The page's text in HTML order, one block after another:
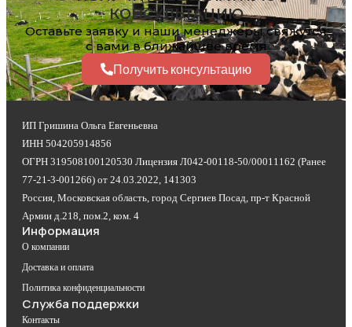
КОНСУЛЬТАЦИЮ
Оставьте заявку и наши менеджеры свяжутся
с вами в ближайшее время
Получить консультацию
ИП Гришина Ольга Евгеньевна
ИНН 504205914856
ОГРН 319508100120530 Лицензия Л042-00118-50/00011162 (Ранее
77-21-3-001266) от 24.03.2022, 141303
Россия, Московская область, город Сергиев Посад, пр-т Красной
Армии д.218, пом.2, ком. 4
Информация
О компании
Доставка и оплата
Политика конфиденциальности
Служба поддержки
Контакты